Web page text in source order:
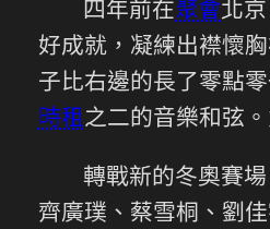
四年前在聚會北
好成就，凝練出襟懷
子比右邊的長了零點
時租之二的音樂和弦
轉戰新的冬奧賽
齊廣璞、蔡雪桐、劉